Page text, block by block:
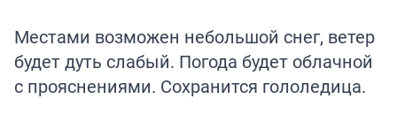
Местами возможен небольшой снег, ветер
будет дуть слабый. Погода будет облачной
с прояснениями. Сохранится гололедица.